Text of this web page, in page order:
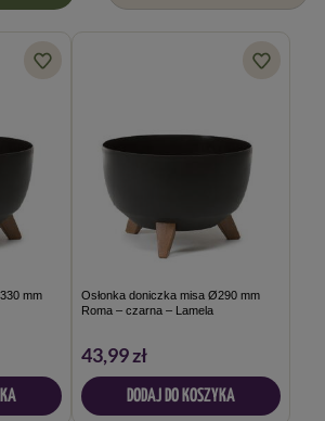
mm
Osłonka doniczka misa Ø290 mm
Roma – czarna – Lamela
43,99 zł
DODAJ DO KOSZYKA